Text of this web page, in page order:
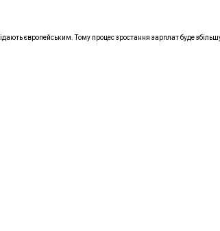
європейським. Тому процес зростання зарплат буде